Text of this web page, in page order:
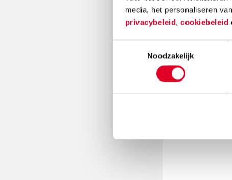
media, het personaliseren
privacybeleid, cookiebeleid
Noodzakelijk